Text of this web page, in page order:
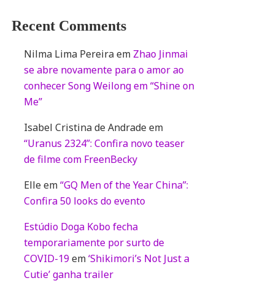
Recent Comments
Nilma Lima Pereiraem Zhao Jinmai
se abre novamente para o amor ao
conhecer Song Weilong em “Shine on
Me”
Isabel Cristina de Andradeem
“Uranus 2324”: Confira novo teaser
de filme com FreenBecky
Elleem“GQ Men of the Year China”:
Confira 50 looks do evento
Estúdio Doga Kobo fecha
temporariamente por surto de
COVID-19em‘Shikimori’s Not Just a
Cutie’ ganha trailer